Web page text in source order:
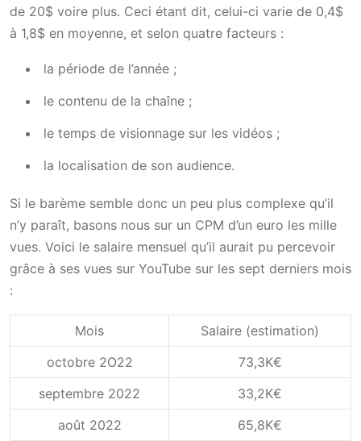
de 20$ voire plus. Ceci étant dit, celui-ci varie de 0,4$
à 1,8$ en moyenne, et selon quatre facteurs :
la période de l’année ;
le contenu de la chaîne ;
le temps de visionnage sur les vidéos ;
la localisation de son audience.
Si le barème semble donc un peu plus complexe qu’il
n’y paraît, basons nous sur un CPM d’un euro les mille
vues. Voici le salaire mensuel qu’il aurait pu percevoir
grâce à ses vues sur YouTube sur les sept derniers mois
:
Mois
Salaire (estimation)
octobre 2O22
73,3K€
septembre 2022
33,2K€
août 2022
65,8K€